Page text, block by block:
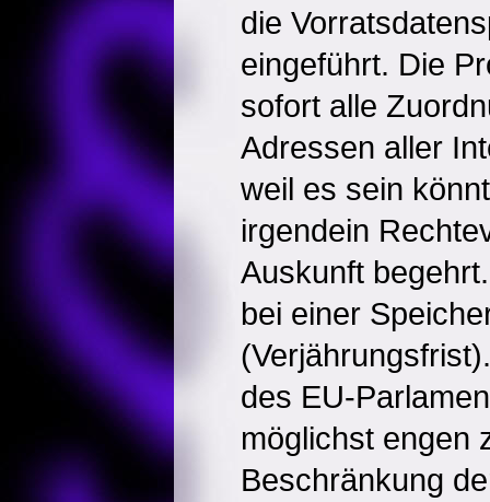
die
eingeführt. Die
sofort alle
Adressen aller
weil es sein
irgendein
Auskunft
bei einer
des EU-
möglichst engen
Beschränkung